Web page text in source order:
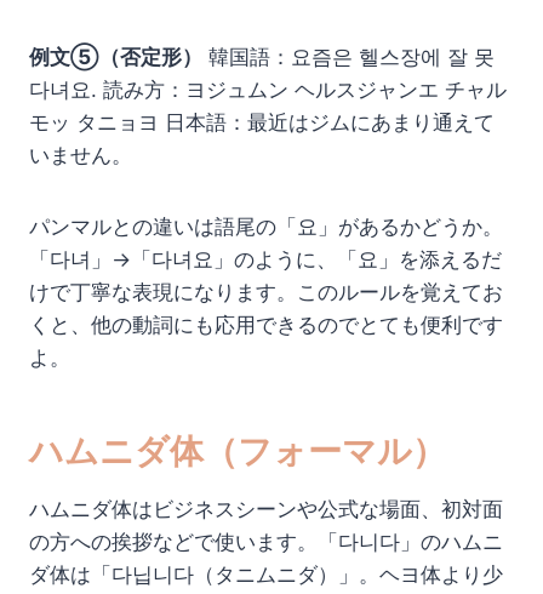
例文⑤（否定形）
韓国語：요즘은 헬스장에 잘 못
다녀요. 読み方：ヨジュムン ヘルスジャンエ チャル
モッ タニョヨ 日本語：最近はジムにあまり通えて
いません。
パンマルとの違いは語尾の「요」があるかどうか。
「다녀」→「다녀요」のように、「요」を添えるだ
けで丁寧な表現になります。このルールを覚えてお
くと、他の動詞にも応用できるのでとても便利です
よ。
ハムニダ体（フォーマル）
ハムニダ体はビジネスシーンや公式な場面、初対面
の方への挨拶などで使います。「다니다」のハムニ
ダ体は「다닙니다（タニムニダ）」。ヘヨ体より少